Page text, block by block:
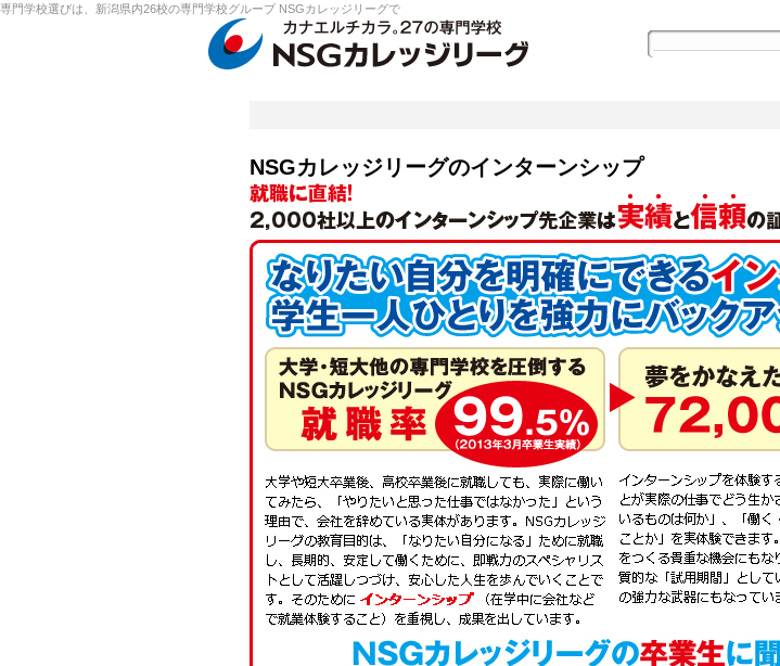
専門学校選びは、新潟県内26校の専門学校グループ NSGカレッジリーグで
NSGカレッジリーグのインターンシップ